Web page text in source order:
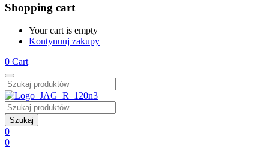
Shopping cart
Your cart is empty
Kontynuuj zakupy
0 Cart
Szukaj
0
0